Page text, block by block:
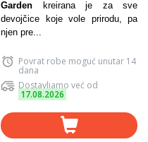
Garden kreirana je za sve
devojčice koje vole prirodu, pa
njen pre...
Povrat robe moguć unutar 14
dana
Dostavljamo već od
17.08.2026